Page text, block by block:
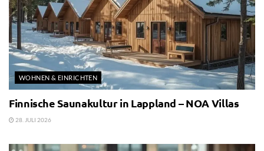
WOHNEN & EINRICHTEN
Finnische Saunakultur in Lappland – NOA Villas
28. JULI 2026